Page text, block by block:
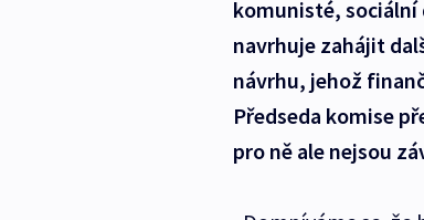
komunisté, sociální
navrhuje zahájit
návrhu, jehož
Předseda komise
pro ně ale nejsou